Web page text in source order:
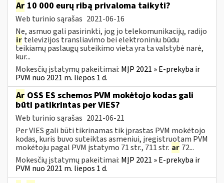
Ar 10 000 eurų ribą privaloma taikyti?
Web turinio sąrašas 2021-06-16
Ne, asmuo gali pasirinkti, jog jo telekomunikacijų, radijo
ir televizijos transliavimo bei elektroniniu būdu
teikiamų paslaugų suteikimo vieta yra ta valstybė narė,
kur...
Mokesčių įstatymų pakeitimai: MĮP 2021 » E-prekyba ir
PVM nuo 2021 m. liepos 1 d.
Ar OSS ES schemos PVM mokėtojo kodas gali
būti patikrintas per VIES?
Web turinio sąrašas 2021-06-21
Per VIES gali būti tikrinamas tik įprastas PVM mokėtojo
kodas, kuris buvo suteiktas asmeniui, įregistruotam PVM
mokėtoju pagal PVM įstatymo 71 str., 711 str. ar 72...
Mokesčių įstatymų pakeitimai: MĮP 2021 » E-prekyba ir
PVM nuo 2021 m. liepos 1 d.